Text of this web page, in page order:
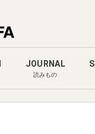
JOURNAL
読みもの